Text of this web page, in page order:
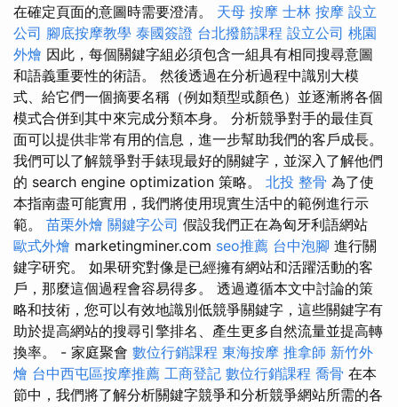
在確定頁面的意圖時需要澄清。 天母 按摩 士林 按摩 設立
公司 腳底按摩教學 泰國簽證 台北撥筋課程 設立公司 桃園
外燴 因此，每個關鍵字組必須包含一組具有相同搜尋意圖
和語義重要性的術語。 然後透過在分析過程中識別大模
式、給它們一個摘要名稱（例如類型或顏色）並逐漸將各個
模式合併到其中來完成分類本身。 分析競爭對手的最佳頁
面可以提供非常有用的信息，進一步幫助我們的客戶成長。
我們可以了解競爭對手錶現最好的關鍵字，並深入了解他們
的 search engine optimization 策略。 北投 整骨 為了使
本指南盡可能實用，我們將使用現實生活中的範例進行示
範。 苗栗外燴 關鍵字公司 假設我們正在為匈牙利語網站
歐式外燴 marketingminer.com seo推薦 台中泡腳 進行關
鍵字研究。 如果研究對像是已經擁有網站和活躍活動的客
戶，那麼這個過程會容易得多。 透過遵循本文中討論的策
略和技術，您可以有效地識別低競爭關鍵字，這些關鍵字有
助於提高網站的搜尋引擎排名、產生更多自然流量並提高轉
換率。 - 家庭聚會 數位行銷課程 東海按摩 推拿師 新竹外
燴 台中西屯區按摩推薦 工商登記 數位行銷課程 喬骨 在本
節中，我們將了解分析關鍵字競爭和分析競爭網站所需的各